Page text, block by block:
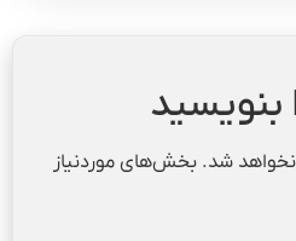
بنویسید
شد. بخش‌های موردنیاز